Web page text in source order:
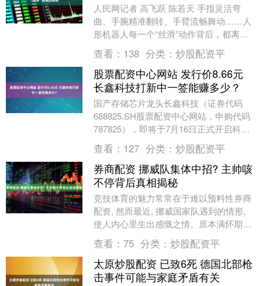
人民网记者 高飞跃 陈若天 手指灵活弯
曲、手腕精准翻转、手臂流畅舞动……人
形机器人每一个“丝滑”动作背后，都离不
开多个高精度“关节”的协同运作。 “过去，
生产这....
查看： 138 分类： 炒股配资平
股票配资中心网站 发行价8.66元
长鑫科技打新中一签能赚多少？
国产存储芯片龙头长鑫科技（证券代码
688825.SH股票配资中心网站，申购代码
787825），即将于7月16日正式开启科创
板新股申购。作为2026年A股市场....
查看： 127 分类： 炒股配资平
券商配资 挪威队集体中招? 主帅咳
不停背后真相揭秘
竞技体育的魅力常常在于难以预料性券商
配资, 然而最近, 挪威国家队遇到的情形,
使人内心里生出感慨之情。原本满怀期待
的征途, 因为好些队员突然感到身体不舒
服, ....
查看： 75 分类： 炒股配资平
太原炒股配资 已致6死 德国北部枪
击事件可能与家庭矛盾有关